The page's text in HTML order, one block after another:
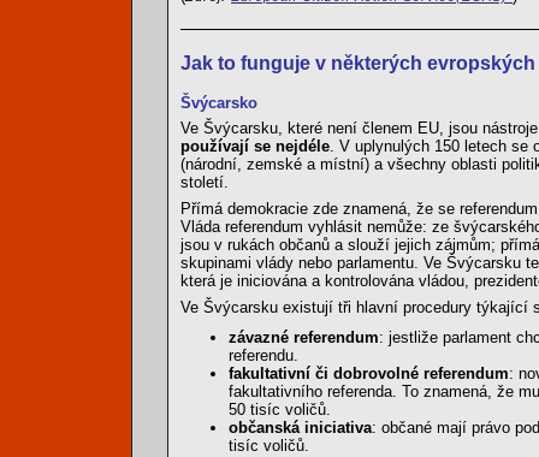
Jak to funguje v některých
Švýcarsko
Ve Švýcarsku, které není členem EU, jsou
používají se nejdéle. V uplynulých 150 letech se
(národní, zemské a místní) a všechny oblasti
století.
Přímá demokracie zde znamená, že se
Vláda referendum vyhlásit nemůže: ze
jsou v rukách občanů a slouží jejich zájmům;
skupinami vlády nebo parlamentu. Ve Švýcarsku
která je iniciována a kontrolována vládou,
Ve Švýcarsku existují tři hlavní procedury týkající
závazné referendum: jestliže parlament
referendu.
fakultativní či dobrovolné referendum:
fakultativního referenda. To znamená, že
50 tisíc voličů.
občanská iniciativa: občané mají právo
tisíc voličů.